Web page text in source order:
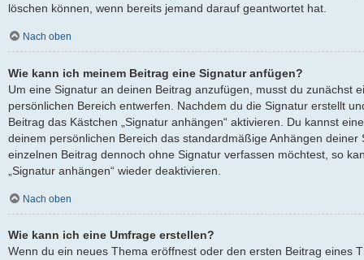
löschen können, wenn bereits jemand darauf geantwortet hat.
Nach oben
Wie kann ich meinem Beitrag eine Signatur anfügen?
Um eine Signatur an deinen Beitrag anzufügen, musst du zunächst
persönlichen Bereich entwerfen. Nachdem du die Signatur erstellt
Beitrag das Kästchen „Signatur anhängen“ aktivieren. Du kannst
deinem persönlichen Bereich das standardmäßige Anhängen
einzelnen Beitrag dennoch ohne Signatur verfassen möchtest, so
„Signatur anhängen“ wieder deaktivieren.
Nach oben
Wie kann ich eine Umfrage erstellen?
Wenn du ein neues Thema eröffnest oder den ersten Beitrag eines